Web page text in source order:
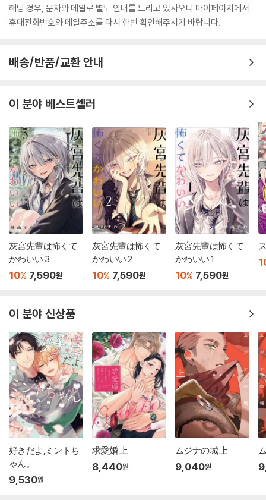
해당 경우, 문자와 메일로 별도 안내를 드리고 있사오니 마이페이지에서
휴대전화번호와 메일주소를 다시 한번 확인해주시기 바랍니다.
배송/반품/교환 안내
이 분야 베스트셀러
灰宮先輩は怖くて
かわいい 3
10% 7,590원
灰宮先輩は怖くて
かわいい 2
10% 7,590원
灰宮先輩は怖くて
かわいい 1
10% 7,590원
이 분야 신상품
好きだよ,ミントち
ゃん。
9,530원
求愛婚 上
8,440원
ムジナの城 上
9,040원